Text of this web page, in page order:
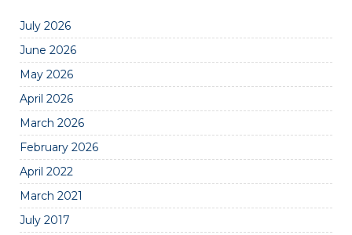
July 2026
June 2026
May 2026
April 2026
March 2026
February 2026
April 2022
March 2021
July 2017